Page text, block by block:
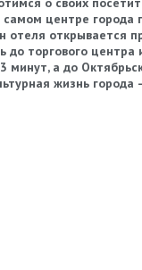
центре города
отеля открывается
до торгового
минут, а до
жизнь города